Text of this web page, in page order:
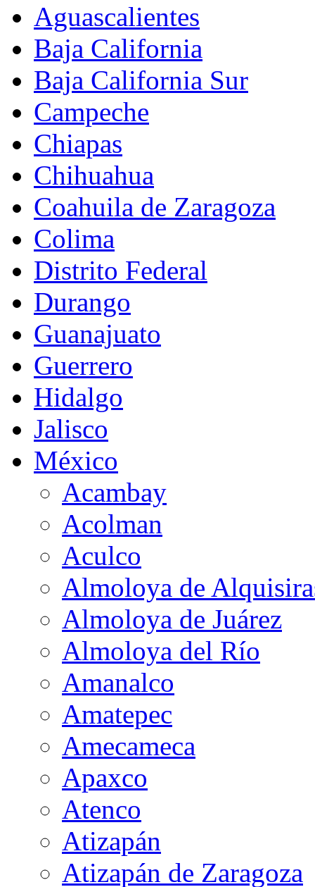
Aguascalientes
Baja California
Baja California Sur
Campeche
Chiapas
Chihuahua
Coahuila de Zaragoza
Colima
Distrito Federal
Durango
Guanajuato
Guerrero
Hidalgo
Jalisco
México
Acambay
Acolman
Aculco
Almoloya de
Almoloya de Juárez
Almoloya del Río
Amanalco
Amatepec
Amecameca
Apaxco
Atenco
Atizapán
Atizapán de Zaragoza